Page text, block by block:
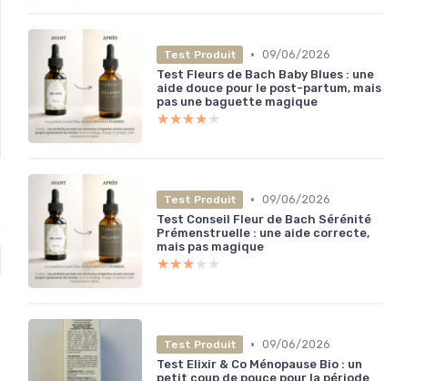
Test Produit • 09/06/2026
Test Fleurs de Bach Baby Blues : une
aide douce pour le post-partum, mais
pas une baguette magique
★★★★★
★★★★★
Test Produit • 09/06/2026
Test Conseil Fleur de Bach Sérénité
Prémenstruelle : une aide correcte,
mais pas magique
★★★★★
★★★★★
Test Produit • 09/06/2026
Test Elixir & Co Ménopause Bio : un
petit coup de pouce pour la période